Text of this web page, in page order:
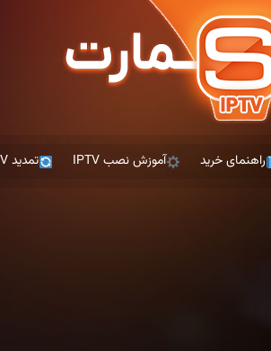
راهنمای خرید آموزش نصب IPTV تمدید IPTV